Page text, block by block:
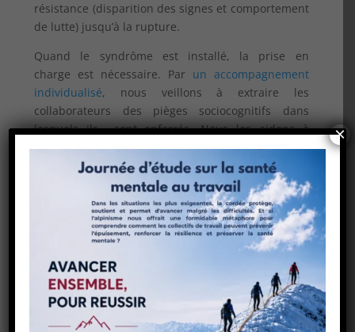
résistance (disparition des signes et comportement
de lutte) jusqu’à la rupture.
Quand le syndrôme est installé, la prise en
charge est nécessaire. Par un accompagnement
individualisé, nous veillons à extraire les
collaborateurs des pièges sociocognitifs dans
lesquels ils sont enferrés. Nous les aidons à
retrouver la juste distance par rapport à leur
activité de travail. Ce travail d’élaboration
psychique contribue à redynamiser leurs
processus de pensées et relationnels de manière à
ce que ces « bons éléments » pour
l’entreprise puissent réinvestir leur activité
Certaines personnes ou certaines professions sont
plus à risque que d’autres. La prévention par
des actions de dépistage statistique en partenariat
×